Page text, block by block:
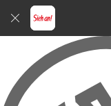
Zum Hauptinhalt